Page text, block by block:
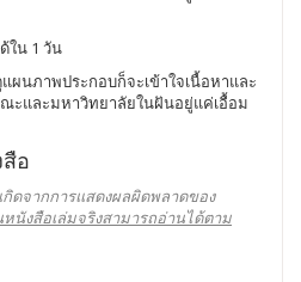
ใน 1 วัน
ผนภาพประกอบก็จะเข้าใจเนื้อหาและ
ะและมหาวิทยาลัยในฝันอยู่แค่เอื้อม
อ
ดจากการแสดงผลผิดพลาดของ
หนังสือเล่มจริงสามารถอ่านได้ตาม